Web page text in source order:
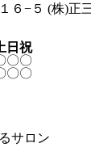
６−５ (株)正
日祝
〇〇
〇〇
サロン